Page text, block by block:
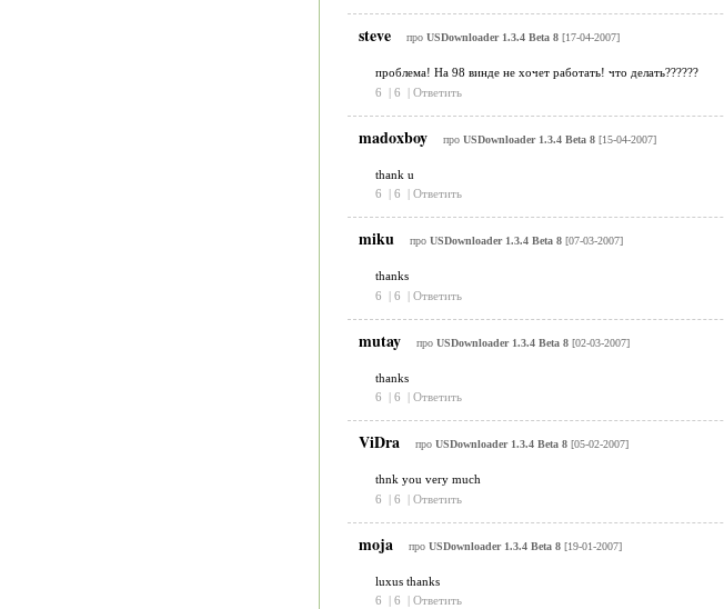
steve про USDownloader 1.3.4 Beta 8[17-04-2007]
проблема! На 98 винде не хочет работать! что делать??????
6
| 6 | Ответить
madoxboy про USDownloader 1.3.4 Beta 8[15-04-2007]
thank u
6
| 6 | Ответить
miku про USDownloader 1.3.4 Beta 8[07-03-2007]
thanks
6
| 6 | Ответить
mutay про USDownloader 1.3.4 Beta 8[02-03-2007]
thanks
6
| 6 | Ответить
ViDra про USDownloader 1.3.4 Beta 8[05-02-2007]
thnk you very much
6
| 6 | Ответить
moja про USDownloader 1.3.4 Beta 8[19-01-2007]
luxus thanks
6
| 6 | Ответить